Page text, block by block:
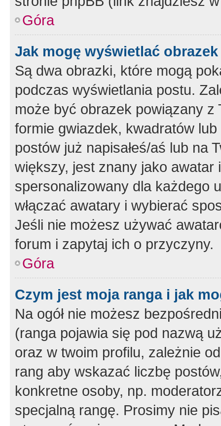
Góra
Jak mogę wyświetlać
Są dwa obrazki, które mogą
podczas wyświetlania postu.
może być obrazek powiązany z
formie gwiazdek, kwadratów
postów już napisałeś/aś lub na
większy, jest znany jako
spersonalizowany dla każdego
włączać awatary i wybierać
Jeśli nie możesz używać
forum i zapytaj ich o przyczyny.
Góra
Czym jest moja ranga i jak
Na ogół nie możesz
(ranga pojawia się pod nazwą
oraz w twoim profilu, zależnie
rang aby wskazać liczbę
konkretne osoby, np.
specjalną rangę. Prosimy nie